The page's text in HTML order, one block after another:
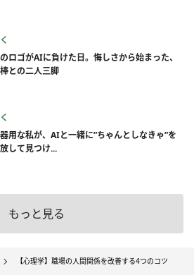
ロゴがAIに負けた日。悔しさから始まった、
との二人三脚
用な私が、AIと一緒に”ちゃんとしなきゃ”を
して見つけ...
もっと見る
【心理学】職場の人間関係を改善する4つのコツ